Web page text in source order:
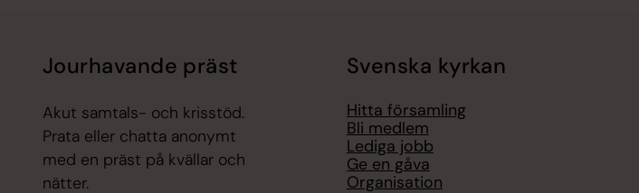
Jourhavande präst
Akut samtals- och krisstöd.
Prata eller chatta anonymt
med en präst på kvällar och
nätter.
Svenska kyrkan
Hitta församling
Bli medlem
Lediga jobb
Ge en gåva
Organisation